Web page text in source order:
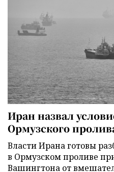
Иран назвал
Ормузского
Власти Ирана готовы
в Ормузском проливе
Вашингтона от